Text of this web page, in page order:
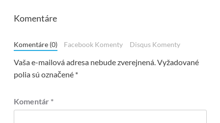
Komentáre
Komentáre (0) Facebook Komenty Disqus Komenty
Vaša e-mailová adresa nebude zverejnená. Vyžadované
polia sú označené *
Komentár *